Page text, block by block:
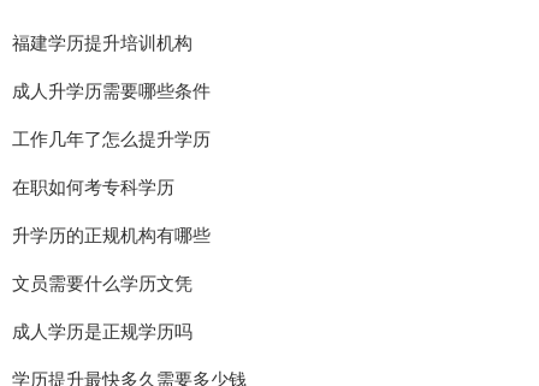
福建学历提升培训机构
成人升学历需要哪些条件
工作几年了怎么提升学历
在职如何考专科学历
升学历的正规机构有哪些
文员需要什么学历文凭
成人学历是正规学历吗
学历提升最快多久需要多少钱